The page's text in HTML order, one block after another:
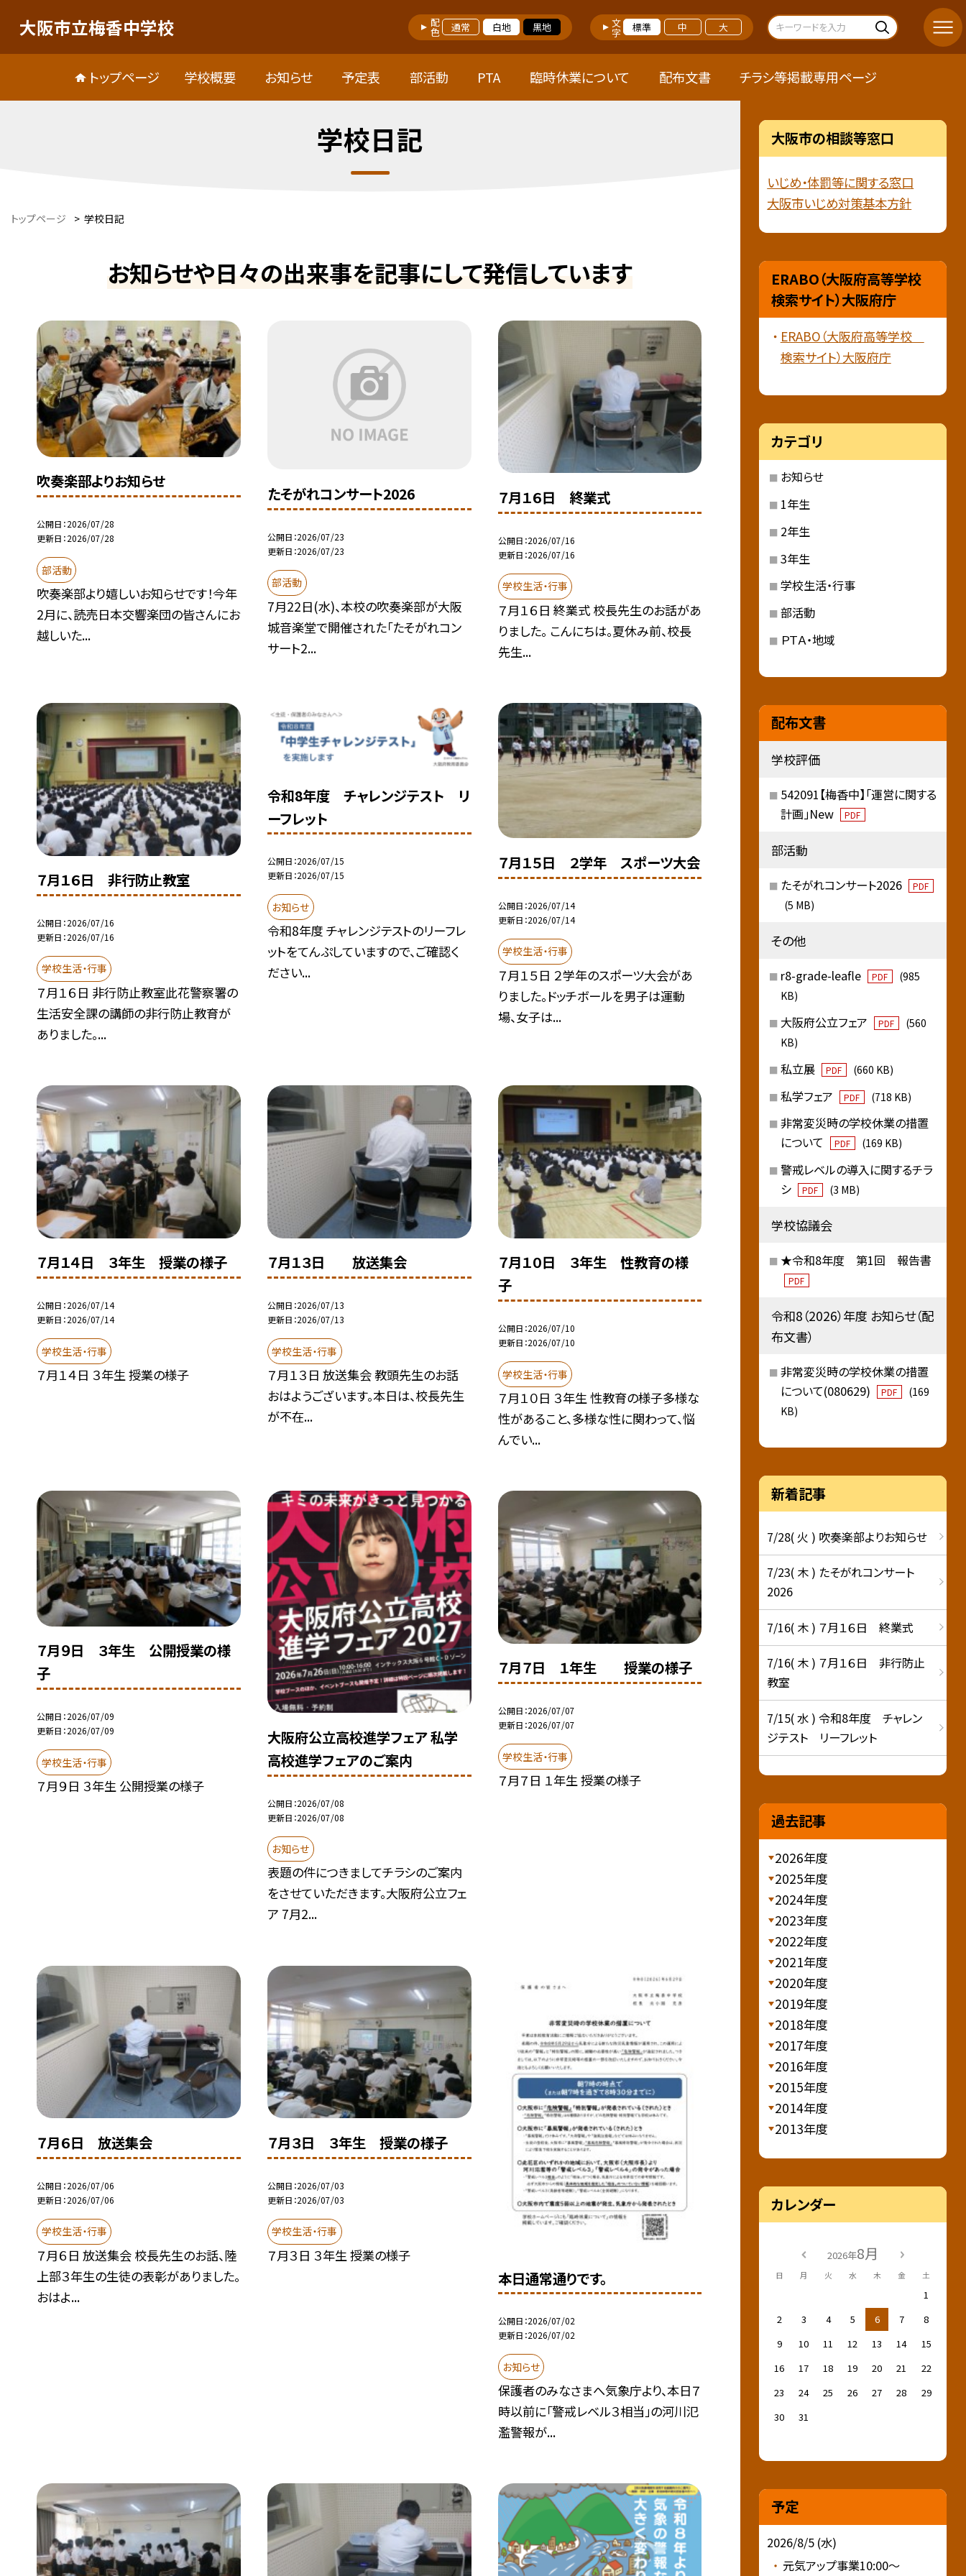
大阪市立梅香中学校 配色 通常 白地 黒地 文字 標準 中 大
トップページ 学校概要 お知らせ 予定表 部活動 PTA 臨時休業について 配布文書 チラシ等掲載専用ページ
学校日記
トップページ > 学校日記
お知らせや日々の出来事を記事にして発信しています
吹奏楽部よりお知らせ
公開日 2026/07/28
更新日 2026/07/28
部活動
吹奏楽部より嬉しいお知らせです！今年
2月に、読売日本交響楽団の皆さんにお
越しいた...
たそがれコンサート2026
公開日 2026/07/23
更新日 2026/07/23
部活動
7月22日(水)、本校の吹奏楽部が大阪
城音楽堂で開催された「たそがれコン
サート2...
７月１６日 終業式
公開日 2026/07/16
更新日 2026/07/16
学校生活・行事
７月１６日 終業式 校長先生のお話があ
りました。 こんにちは。夏休み前、校長
先生...
７月１６日 非行防止教室
公開日 2026/07/16
更新日 2026/07/16
学校生活・行事
７月１６日 非行防止教室此花警察署の
生活安全課の講師の非行防止教育が
ありました。...
令和8年度 チャレンジテスト リ
ーフレット
公開日 2026/07/15
更新日 2026/07/15
お知らせ
令和8年度 チャレンジテストのリーフレ
ットをてんぷしていますので、ご確認く
ださい...
７月１５日 ２学年 スポーツ大会
公開日 2026/07/14
更新日 2026/07/14
学校生活・行事
７月１５日 ２学年のスポーツ大会があ
りました。ドッチボールを男子は運動
場、女子は...
７月１４日 ３年生 授業の様子
公開日 2026/07/14
更新日 2026/07/14
学校生活・行事
７月１４日 ３年生 授業の様子
７月１３日 放送集会
公開日 2026/07/13
更新日 2026/07/13
学校生活・行事
７月１３日 放送集会 教頭先生のお話
おはようございます。本日は、校長先生
が不在...
７月１０日 ３年生 性教育の様
子
公開日 2026/07/10
更新日 2026/07/10
学校生活・行事
７月１０日 ３年生 性教育の様子多様な
性があること、多様な性に関わって、悩
んでい...
７月９日 ３年生 公開授業の様
子
公開日 2026/07/09
更新日 2026/07/09
学校生活・行事
７月９日 ３年生 公開授業の様子
大阪府公立高校進学フェア 私学
高校進学フェアのご案内
公開日 2026/07/08
更新日 2026/07/08
お知らせ
表題の件につきましてチラシのご案内
をさせていただきます。大阪府公立フェ
ア 7月2...
７月７日 １年生 授業の様子
公開日 2026/07/07
更新日 2026/07/07
学校生活・行事
７月７日 １年生 授業の様子
７月６日 放送集会
公開日 2026/07/06
更新日 2026/07/06
学校生活・行事
７月６日 放送集会 校長先生のお話、陸
上部３年生の生徒の表彰がありました。
おはよ...
７月３日 ３年生 授業の様子
公開日 2026/07/03
更新日 2026/07/03
学校生活・行事
７月３日 ３年生 授業の様子
本日通常通りです。
公開日 2026/07/02
更新日 2026/07/02
お知らせ
保護者のみなさまへ気象庁より、本日７
時以前に「警戒レベル３相当」の河川氾
濫警報が...
大阪市の相談等窓口
いじめ・体罰等に関する窓口
大阪市いじめ対策基本方針
ERABO（大阪府高等学校
検索サイト）大阪府庁
ERABO（大阪府高等学校
検索サイト）大阪府庁
カテゴリ
お知らせ
1年生
2年生
3年生
学校生活・行事
部活動
ＰＴＡ・地域
配布文書
学校評価
542091【梅香中】「運営に関する
計画」New
PDF
部活動
たそがれコンサート2026 PDF
(5 MB)
その他
r8-grade-leafle PDF
(985
KB)
大阪府公立フェア PDF
(560
KB)
私立展 PDF (660 KB)
私学フェア PDF (718 KB)
非常変災時の学校休業の措置
について
PDF (169 KB)
警戒レベルの導入に関するチラ
シ
PDF (3 MB)
学校協議会
★令和8年度 第1回 報告書
PDF
令和8（2026）年度 お知らせ（配
布文書）
非常変災時の学校休業の措置
について(080629)
PDF
(169
KB)
新着記事
7/28( 火 ) 吹奏楽部よりお知らせ
7/23( 木 ) たそがれコンサート
2026
7/16( 木 ) ７月１６日 終業式
7/16( 木 ) ７月１６日 非行防止
教室
7/15( 水 ) 令和8年度 チャレン
ジテスト リーフレット
過去記事
2026年度
2025年度
2024年度
2023年度
2022年度
2021年度
2020年度
2019年度
2018年度
2017年度
2016年度
2015年度
2014年度
2013年度
カレンダー
2026年8月
日 月 火 水 木 金 土
1
2
3 4 5 6 7
8
9
10 11 12 13 14
15
16
17 18 19 20 21
22
23
24 25 26 27 28
29
30
31
予定
2026/8/5 (水)
元気アップ事業10:00～